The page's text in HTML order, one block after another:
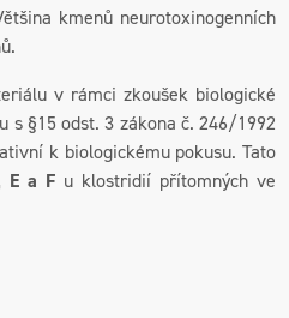
kmenů neurotoxinogenních
v rámci zkoušek biologické
s §15 odst. 3 zákona č. 246/1992
k biologickému pokusu. Tato
E a F u klostridií přítomných ve